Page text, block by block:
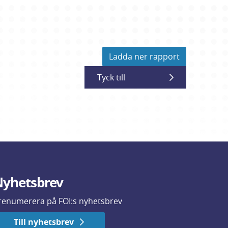
Ladda ner rapport
Tyck till
på FOI:s nyhetsbrev
Till nyhetsbrev